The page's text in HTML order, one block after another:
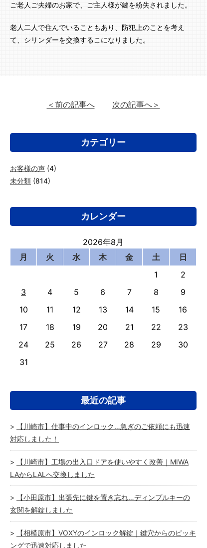
ご老人ご夫婦のお家で、ご主人様が鍵を紛失されました。
老人二人で住んでいることもあり、防犯上のことを考え
て、シリンダーを交換するこになりました。
＜前の記事へ 次の記事へ＞
カテゴリー
お客様の声 (4)
未分類 (814)
カレンダー
2026年8月
月
火 水 木 金 土
日
1
2
3
4 5 6 7 8
9
10
11 12 13 14 15
16
17
18 19 20 21 22
23
24
25 26 27 28 29
30
31
最近の記事
【川崎市】仕事中のインロック…急ぎのご依頼にも迅速
対応しました！
【川崎市】工場の出入口ドアを使いやすく改善｜MIWA
LAからLALへ交換しました
【小田原市】出張先に鍵を置き忘れ…ディンプルキーの
玄関を解錠しました
【相模原市】VOXYのインロック解錠｜鍵穴からのピッキ
ングで迅速対応しました